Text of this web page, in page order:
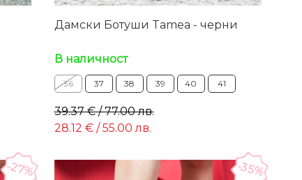
Дамски Ботуши Tamea - черни
В наличност
36 37 38 39 40 41
39.37 € / 77.00 лв.
28.12 € / 55.00 лв.
-27% -35%